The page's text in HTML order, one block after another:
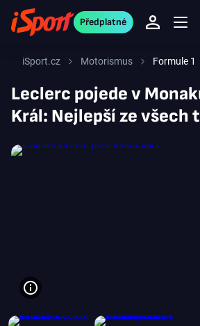
Předplatné
iSport.cz Motorismus Formule 1
Leclerc pojede v
Král: Nejlepší ze všech